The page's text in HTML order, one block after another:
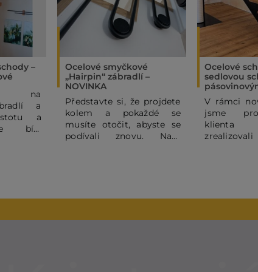
–
na
a
a
bílé
bílé
vždy
a
Ocelové smyčkové
„Hairpin“ zábradlí –
NOVINKA
Představte si, že projdete
kolem a pokaždé se
musíte otočit, abyste se
podívali znovu. Naše
Ocelové
sedlovou
V rámci
jsme
klienta
které byly